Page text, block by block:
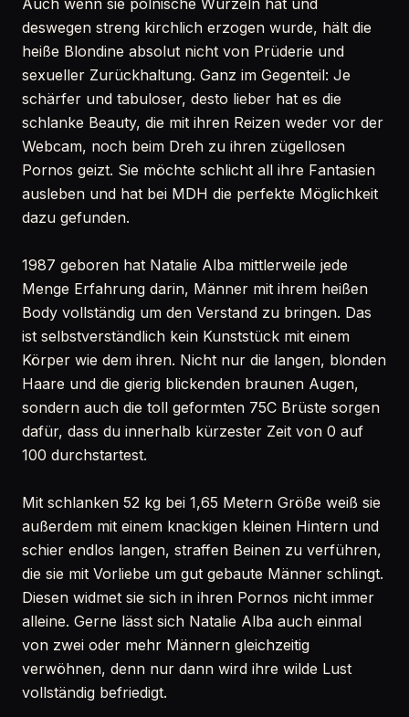
Auch wenn sie polnische Wurzeln hat und
deswegen streng kirchlich erzogen wurde, hält die
heiße Blondine absolut nicht von Prüderie und
sexueller Zurückhaltung. Ganz im Gegenteil: Je
schärfer und tabuloser, desto lieber hat es die
schlanke Beauty, die mit ihren Reizen weder vor der
Webcam, noch beim Dreh zu ihren zügellosen
Pornos geizt. Sie möchte schlicht all ihre Fantasien
ausleben und hat bei MDH die perfekte Möglichkeit
dazu gefunden.
1987 geboren hat Natalie Alba mittlerweile jede
Menge Erfahrung darin, Männer mit ihrem heißen
Body vollständig um den Verstand zu bringen. Das
ist selbstverständlich kein Kunststück mit einem
Körper wie dem ihren. Nicht nur die langen, blonden
Haare und die gierig blickenden braunen Augen,
sondern auch die toll geformten 75C Brüste sorgen
dafür, dass du innerhalb kürzester Zeit von 0 auf
100 durchstartest.
Mit schlanken 52 kg bei 1,65 Metern Größe weiß sie
außerdem mit einem knackigen kleinen Hintern und
schier endlos langen, straffen Beinen zu verführen,
die sie mit Vorliebe um gut gebaute Männer schlingt.
Diesen widmet sie sich in ihren Pornos nicht immer
alleine. Gerne lässt sich Natalie Alba auch einmal
von zwei oder mehr Männern gleichzeitig
verwöhnen, denn nur dann wird ihre wilde Lust
vollständig befriedigt.